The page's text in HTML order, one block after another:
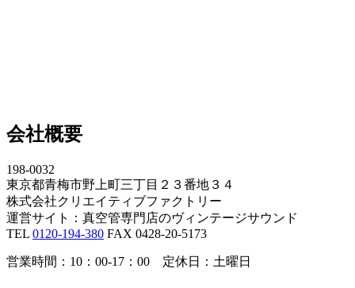
会社概要
198-0032
東京都青梅市野上町三丁目２３番地３４
株式会社クリエイティブファクトリー
運営サイト：真空管専門店のヴィンテージサウンド
TEL 0120-194-380 FAX 0428-20-5173
営業時間：10：00-17：00 定休日：土曜日